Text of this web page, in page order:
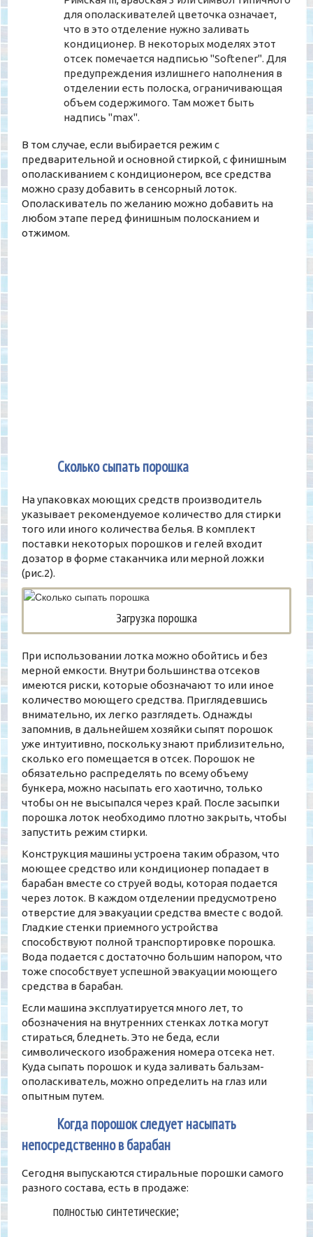
для ополаскивателей цветочка означает,
что в это отделение нужно заливать
кондиционер. В некоторых моделях этот
отсек помечается надписью "Softener". Для
предупреждения излишнего наполнения в
отделении есть полоска, ограничивающая
объем содержимого. Там может быть
надпись "max".
В том случае, если выбирается режим с
предварительной и основной стиркой, с финишным
ополаскиванием с кондиционером, все средства
можно сразу добавить в сенсорный лоток.
Ополаскиватель по желанию можно добавить на
любом этапе перед финишным полосканием и
отжимом.
Сколько сыпать порошка
На упаковках моющих средств производитель
указывает рекомендуемое количество для стирки
того или иного количества белья. В комплект
поставки некоторых порошков и гелей входит
дозатор в форме стаканчика или мерной ложки
(рис.2).
Загрузка порошка
При использовании лотка можно обойтись и без
мерной емкости. Внутри большинства отсеков
имеются риски, которые обозначают то или иное
количество моющего средства. Приглядевшись
внимательно, их легко разглядеть. Однажды
запомнив, в дальнейшем хозяйки сыпят порошок
уже интуитивно, поскольку знают приблизительно,
сколько его помещается в отсек. Порошок не
обязательно распределять по всему объему
бункера, можно насыпать его хаотично, только
чтобы он не высыпался через край. После засыпки
порошка лоток необходимо плотно закрыть, чтобы
запустить режим стирки.
Конструкция машины устроена таким образом, что
моющее средство или кондиционер попадает в
барабан вместе со струей воды, которая подается
через лоток. В каждом отделении предусмотрено
отверстие для эвакуации средства вместе с водой.
Гладкие стенки приемного устройства
способствуют полной транспортировке порошка.
Вода подается с достаточно большим напором, что
тоже способствует успешной эвакуации моющего
средства в барабан.
Если машина эксплуатируется много лет, то
обозначения на внутренних стенках лотка могут
стираться, бледнеть. Это не беда, если
символического изображения номера отсека нет.
Куда сыпать порошок и куда заливать бальзам-
ополаскиватель, можно определить на глаз или
опытным путем.
Когда порошок следует насыпать
непосредственно в барабан
Сегодня выпускаются стиральные порошки самого
разного состава, есть в продаже:
полностью синтетические;